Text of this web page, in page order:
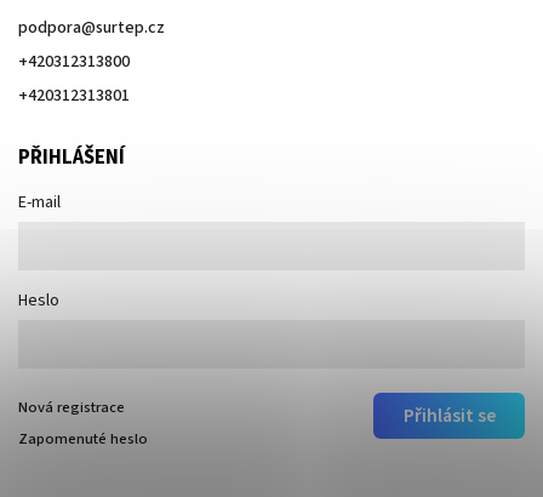
podpora@surtep.cz
+420312313800
+420312313801
PŘIHLÁŠENÍ
E-mail
Heslo
Přihlásit se
Nová registrace
Zapomenuté heslo